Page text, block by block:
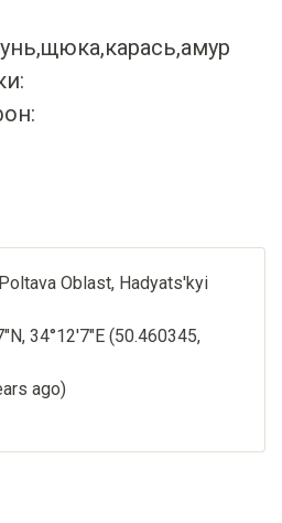
Oblast, Hadyats'kyi
34°12'7"E (50.460345,
ago)